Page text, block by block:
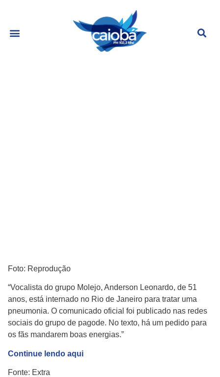
Foto: Reprodução
“Vocalista do grupo Molejo, Anderson Leonardo, de 51
anos, está internado no Rio de Janeiro para tratar uma
pneumonia. O comunicado oficial foi publicado nas redes
sociais do grupo de pagode. No texto, há um pedido para
os fãs mandarem boas energias.”
Continue lendo aqui
Fonte: Extra